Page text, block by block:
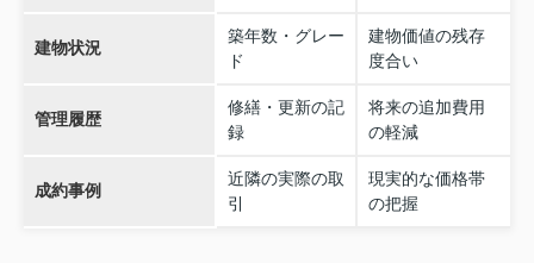
建物状況
築年数・グレー
ド
建物価値の残存
度合い
管理履歴
修繕・更新の記
録
将来の追加費用
の軽減
成約事例
近隣の実際の取
引
現実的な価格帯
の把握